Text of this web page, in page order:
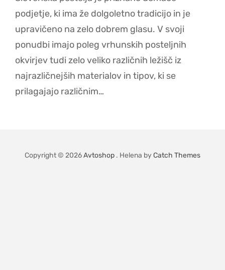
podjetje, ki ima že dolgoletno tradicijo in je
upravičeno na zelo dobrem glasu. V svoji
ponudbi imajo poleg vrhunskih posteljnih
okvirjev tudi zelo veliko različnih ležišč iz
najrazličnejših materialov in tipov, ki se
prilagajajo različnim…
Copyright © 2026Avtoshop . Helena byCatch Themes